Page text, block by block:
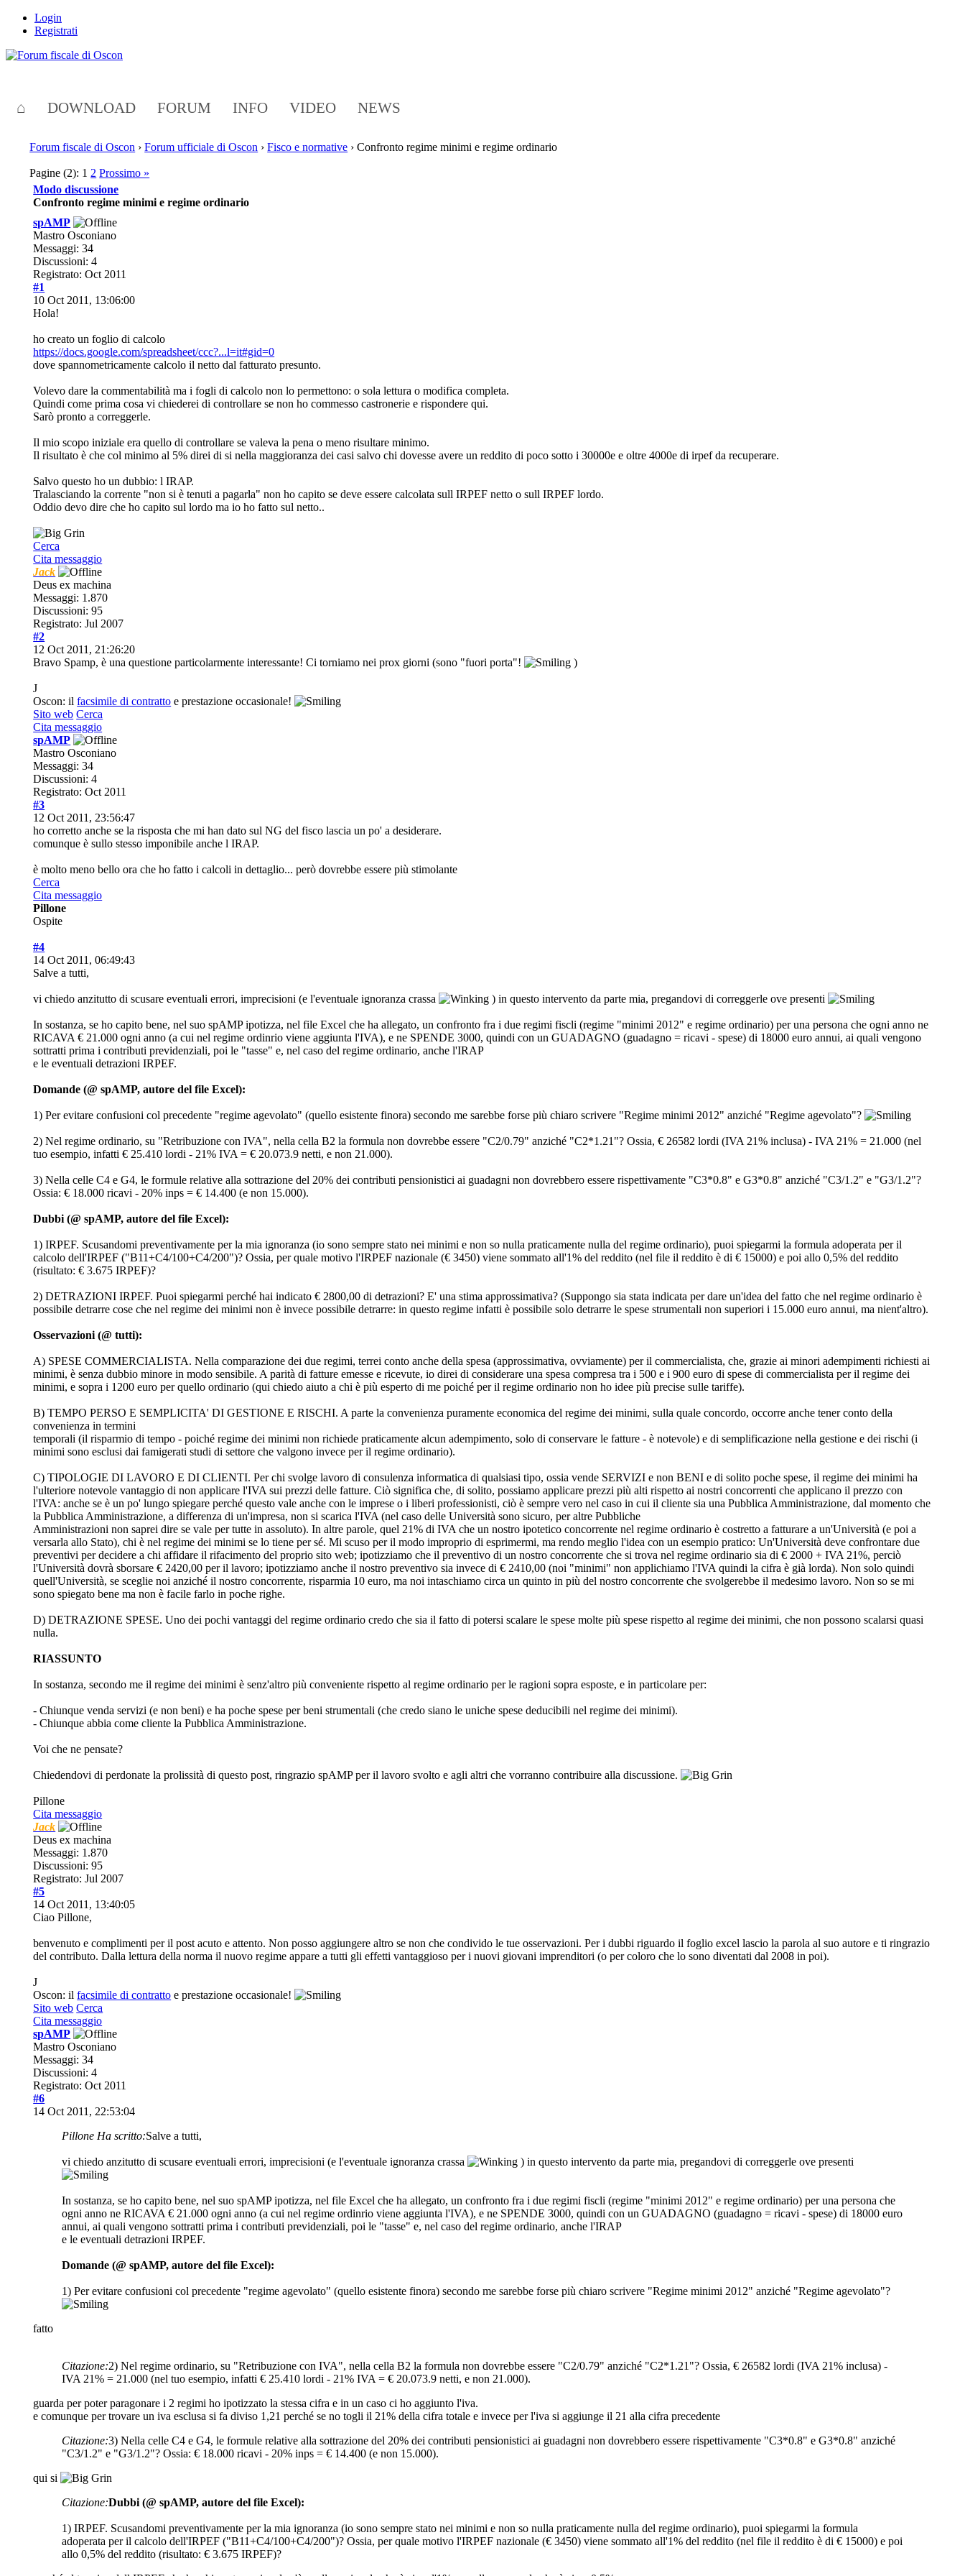
Login
Registrati
⌂ DOWNLOAD FORUM INFO VIDEO NEWS
Forum fiscale di Oscon ›Forum ufficiale di Oscon ›Fisco e normative ›Confronto regime minimi e regime ordinario
Pagine (2): 1 2 Prossimo »
Modo discussione
Confronto regime minimi e regime ordinario
spAMP
Mastro Osconiano
Messaggi: 34
Discussioni: 4
Registrato: Oct 2011
#1
10 Oct 2011, 13:06:00
Hola!
ho creato un foglio di calcolo
https://docs.google.com/spreadsheet/ccc?...l=it#gid=0
dove spannometricamente calcolo il netto dal fatturato presunto.
Volevo dare la commentabilità ma i fogli di calcolo non lo permettono: o sola lettura o modifica completa.
Quindi come prima cosa vi chiederei di controllare se non ho commesso castronerie e rispondere qui.
Sarò pronto a correggerle.
Il mio scopo iniziale era quello di controllare se valeva la pena o meno risultare minimo.
Il risultato è che col minimo al 5% direi di si nella maggioranza dei casi salvo chi dovesse avere un reddito di poco sotto i 30000e e oltre 4000e di irpef da recuperare.
Salvo questo ho un dubbio: l IRAP.
Tralasciando la corrente "non si è tenuti a pagarla" non ho capito se deve essere calcolata sull IRPEF netto o sull IRPEF lordo.
Oddio devo dire che ho capito sul lordo ma io ho fatto sul netto..
Cerca
Cita messaggio
Jack
Deus ex machina
Messaggi: 1.870
Discussioni: 95
Registrato: Jul 2007
#2
12 Oct 2011, 21:26:20
Bravo Spamp, è una questione particolarmente interessante! Ci torniamo nei prox giorni (sono "fuori porta"!
)
J
Oscon: ilfacsimile di contratto e prestazione occasionale!
Sito web Cerca
Cita messaggio
spAMP
Mastro Osconiano
Messaggi: 34
Discussioni: 4
Registrato: Oct 2011
#3
12 Oct 2011, 23:56:47
ho corretto anche se la risposta che mi han dato sul NG del fisco lascia un po' a desiderare.
comunque è sullo stesso imponibile anche l IRAP.
è molto meno bello ora che ho fatto i calcoli in dettaglio... però dovrebbe essere più stimolante
Cerca
Cita messaggio
Pillone
Ospite
#4
14 Oct 2011, 06:49:43
Salve a tutti,
vi chiedo anzitutto di scusare eventuali errori, imprecisioni (e l'eventuale ignoranza crassa ) in questo intervento da parte mia, pregandovi di correggerle ove presenti
In sostanza, se ho capito bene, nel suo spAMP ipotizza, nel file Excel che ha allegato, un confronto fra i due regimi fiscli (regime "minimi 2012" e regime ordinario) per una persona che ogni anno ne
RICAVA € 21.000 ogni anno (a cui nel regime ordinrio viene aggiunta l'IVA), e ne SPENDE 3000, quindi con un GUADAGNO (guadagno = ricavi - spese) di 18000 euro annui, ai quali vengono
sottratti prima i contributi previdenziali, poi le "tasse" e, nel caso del regime ordinario, anche l'IRAP
e le eventuali detrazioni IRPEF.
Domande (@ spAMP, autore del file Excel):
1) Per evitare confusioni col precedente "regime agevolato" (quello esistente finora) secondo me sarebbe forse più chiaro scrivere "Regime minimi 2012" anziché "Regime agevolato"?
2) Nel regime ordinario, su "Retribuzione con IVA", nella cella B2 la formula non dovrebbe essere "C2/0.79" anziché "C2*1.21"? Ossia, € 26582 lordi (IVA 21% inclusa) - IVA 21% = 21.000 (nel
tuo esempio, infatti € 25.410 lordi - 21% IVA = € 20.073.9 netti, e non 21.000).
3) Nella celle C4 e G4, le formule relative alla sottrazione del 20% dei contributi pensionistici ai guadagni non dovrebbero essere rispettivamente "C3*0.8" e G3*0.8" anziché "C3/1.2" e "G3/1.2"?
Ossia: € 18.000 ricavi - 20% inps = € 14.400 (e non 15.000).
Dubbi (@ spAMP, autore del file Excel):
1) IRPEF. Scusandomi preventivamente per la mia ignoranza (io sono sempre stato nei minimi e non so nulla praticamente nulla del regime ordinario), puoi spiegarmi la formula adoperata per il
calcolo dell'IRPEF ("B11+C4/100+C4/200")? Ossia, per quale motivo l'IRPEF nazionale (€ 3450) viene sommato all'1% del reddito (nel file il reddito è di € 15000) e poi allo 0,5% del reddito
(risultato: € 3.675 IRPEF)?
2) DETRAZIONI IRPEF. Puoi spiegarmi perché hai indicato € 2800,00 di detrazioni? E' una stima approssimativa? (Suppongo sia stata indicata per dare un'idea del fatto che nel regime ordinario è
possibile detrarre cose che nel regime dei minimi non è invece possibile detrarre: in questo regime infatti è possibile solo detrarre le spese strumentali non superiori i 15.000 euro annui, ma nient'altro).
Osservazioni (@ tutti):
A) SPESE COMMERCIALISTA. Nella comparazione dei due regimi, terrei conto anche della spesa (approssimativa, ovviamente) per il commercialista, che, grazie ai minori adempimenti richiesti ai
minimi, è senza dubbio minore in modo sensibile. A parità di fatture emesse e ricevute, io direi di considerare una spesa compresa tra i 500 e i 900 euro di spese di commercialista per il regime dei
minimi, e sopra i 1200 euro per quello ordinario (qui chiedo aiuto a chi è più esperto di me poiché per il regime ordinario non ho idee più precise sulle tariffe).
B) TEMPO PERSO E SEMPLICITA' DI GESTIONE E RISCHI. A parte la convenienza puramente economica del regime dei minimi, sulla quale concordo, occorre anche tener conto della
convenienza in termini
temporali (il risparmio di tempo - poiché regime dei minimi non richiede praticamente alcun adempimento, solo di conservare le fatture - è notevole) e di semplificazione nella gestione e dei rischi (i
minimi sono esclusi dai famigerati studi di settore che valgono invece per il regime ordinario).
C) TIPOLOGIE DI LAVORO E DI CLIENTI. Per chi svolge lavoro di consulenza informatica di qualsiasi tipo, ossia vende SERVIZI e non BENI e di solito poche spese, il regime dei minimi ha
l'ulteriore notevole vantaggio di non applicare l'IVA sui prezzi delle fatture. Ciò significa che, di solito, possiamo applicare prezzi più alti rispetto ai nostri concorrenti che applicano il prezzo con
l'IVA: anche se è un po' lungo spiegare perché questo vale anche con le imprese o i liberi professionisti, ciò è sempre vero nel caso in cui il cliente sia una Pubblica Amministrazione, dal momento che
la Pubblica Amministrazione, a differenza di un'impresa, non si scarica l'IVA (nel caso delle Università sono sicuro, per altre Pubbliche
Amministrazioni non saprei dire se vale per tutte in assoluto). In altre parole, quel 21% di IVA che un nostro ipotetico concorrente nel regime ordinario è costretto a fatturare a un'Università (e poi a
versarla allo Stato), chi è nel regime dei minimi se lo tiene per sé. Mi scuso per il modo improprio di esprimermi, ma rendo meglio l'idea con un esempio pratico: Un'Università deve confrontare due
preventivi per decidere a chi affidare il rifacimento del proprio sito web; ipotizziamo che il preventivo di un nostro concorrente che si trova nel regime ordinario sia di € 2000 + IVA 21%, perciò
l'Università dovrà sborsare € 2420,00 per il lavoro; ipotizziamo anche il nostro preventivo sia invece di € 2410,00 (noi "minimi" non applichiamo l'IVA quindi la cifra è già lorda). Non solo quindi
quell'Università, se sceglie noi anziché il nostro concorrente, risparmia 10 euro, ma noi intaschiamo circa un quinto in più del nostro concorrente che svolgerebbe il medesimo lavoro. Non so se mi
sono spiegato bene ma non è facile farlo in poche righe.
D) DETRAZIONE SPESE. Uno dei pochi vantaggi del regime ordinario credo che sia il fatto di potersi scalare le spese molte più spese rispetto al regime dei minimi, che non possono scalarsi quasi
nulla.
RIASSUNTO
In sostanza, secondo me il regime dei minimi è senz'altro più conveniente rispetto al regime ordinario per le ragioni sopra esposte, e in particolare per:
- Chiunque venda servizi (e non beni) e ha poche spese per beni strumentali (che credo siano le uniche spese deducibili nel regime dei minimi).
- Chiunque abbia come cliente la Pubblica Amministrazione.
Voi che ne pensate?
Chiedendovi di perdonate la prolissità di questo post, ringrazio spAMP per il lavoro svolto e agli altri che vorranno contribuire alla discussione.
Pillone
Cita messaggio
Jack
Deus ex machina
Messaggi: 1.870
Discussioni: 95
Registrato: Jul 2007
#5
14 Oct 2011, 13:40:05
Ciao Pillone,
benvenuto e complimenti per il post acuto e attento. Non posso aggiungere altro se non che condivido le tue osservazioni. Per i dubbi riguardo il foglio excel lascio la parola al suo autore e ti ringrazio
del contributo. Dalla lettura della norma il nuovo regime appare a tutti gli effetti vantaggioso per i nuovi giovani imprenditori (o per coloro che lo sono diventati dal 2008 in poi).
J
Oscon: ilfacsimile di contratto e prestazione occasionale!
Sito web Cerca
Cita messaggio
spAMP
Mastro Osconiano
Messaggi: 34
Discussioni: 4
Registrato: Oct 2011
#6
14 Oct 2011, 22:53:04
Pillone Ha scritto:Salve a tutti,
vi chiedo anzitutto di scusare eventuali errori, imprecisioni (e l'eventuale ignoranza crassa ) in questo intervento da parte mia, pregandovi di correggerle ove presenti
In sostanza, se ho capito bene, nel suo spAMP ipotizza, nel file Excel che ha allegato, un confronto fra i due regimi fiscli (regime "minimi 2012" e regime ordinario) per una persona che
ogni anno ne RICAVA € 21.000 ogni anno (a cui nel regime ordinrio viene aggiunta l'IVA), e ne SPENDE 3000, quindi con un GUADAGNO (guadagno = ricavi - spese) di 18000 euro
annui, ai quali vengono sottratti prima i contributi previdenziali, poi le "tasse" e, nel caso del regime ordinario, anche l'IRAP
e le eventuali detrazioni IRPEF.
Domande (@ spAMP, autore del file Excel):
1) Per evitare confusioni col precedente "regime agevolato" (quello esistente finora) secondo me sarebbe forse più chiaro scrivere "Regime minimi 2012" anziché "Regime agevolato"?
fatto
Citazione:2) Nel regime ordinario, su "Retribuzione con IVA", nella cella B2 la formula non dovrebbe essere "C2/0.79" anziché "C2*1.21"? Ossia, € 26582 lordi (IVA 21% inclusa) -
IVA 21% = 21.000 (nel tuo esempio, infatti € 25.410 lordi - 21% IVA = € 20.073.9 netti, e non 21.000).
guarda per poter paragonare i 2 regimi ho ipotizzato la stessa cifra e in un caso ci ho aggiunto l'iva.
e comunque per trovare un iva esclusa si fa diviso 1,21 perché se no togli il 21% della cifra totale e invece per l'iva si aggiunge il 21 alla cifra precedente
Citazione:3) Nella celle C4 e G4, le formule relative alla sottrazione del 20% dei contributi pensionistici ai guadagni non dovrebbero essere rispettivamente "C3*0.8" e G3*0.8" anziché
"C3/1.2" e "G3/1.2"? Ossia: € 18.000 ricavi - 20% inps = € 14.400 (e non 15.000).
qui si
Citazione:Dubbi (@ spAMP, autore del file Excel):
1) IRPEF. Scusandomi preventivamente per la mia ignoranza (io sono sempre stato nei minimi e non so nulla praticamente nulla del regime ordinario), puoi spiegarmi la formula
adoperata per il calcolo dell'IRPEF ("B11+C4/100+C4/200")? Ossia, per quale motivo l'IRPEF nazionale (€ 3450) viene sommato all'1% del reddito (nel file il reddito è di € 15000) e poi
allo 0,5% del reddito (risultato: € 3.675 IRPEF)?